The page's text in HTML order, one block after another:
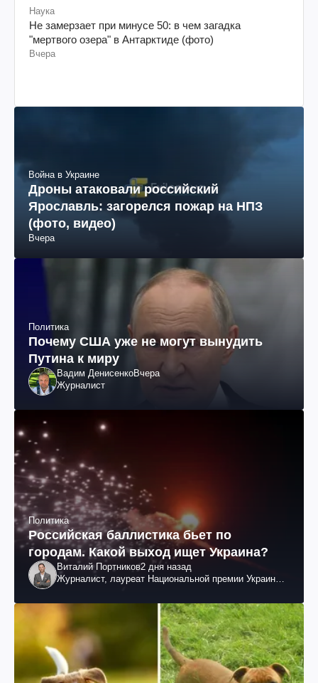
Наука
Не замерзает при минусе 50: в чем загадка
"мертвого озера" в Антарктиде (фото)
Вчера
Война в Украине
Дроны атаковали российский
Ярославль: загорелся пожар на НПЗ
(фото, видео)
Вчера
Политика
Почему США уже не могут вынудить
Путина к миру
Вадим ДенисенкоВчера
Журналист
Политика
Российская баллистика бьет по
городам. Какой выход ищет Украина?
Виталий Портников2 дня назад
Журналист, лауреат Национальной премии Украины